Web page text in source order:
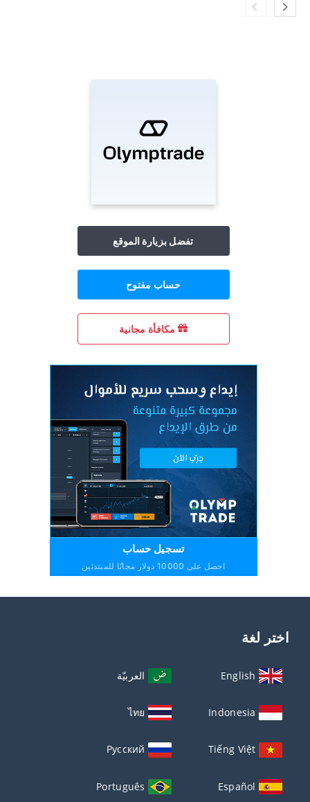
تفضل بزيارة الموقع
حساب مفتوح
مكافأة مجانية
تسجيل حساب
احصل على 10000 دولار مجانًا للمبتدئين
اختر لغة
English العربيّة
Indonesia
ไทย
Tiếng Việt
Русский
Español
Português